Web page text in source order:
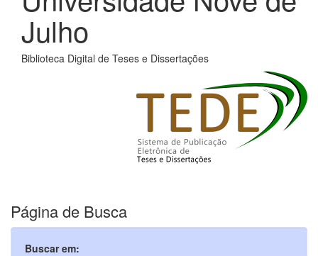
Julho
Biblioteca Digital de Teses e Dissertações
Página de Busca
Buscar em: